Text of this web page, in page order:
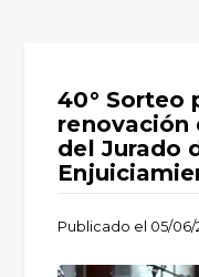
40° Sorteo
renovación
del Jurado
Publicado el 05/06/